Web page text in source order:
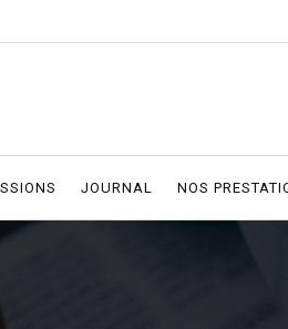
JOURNAL NOS